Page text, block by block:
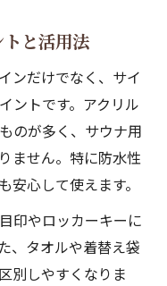
性とセンス
だわりポイント
性を表現する方
プの上手な組み
を引き立てるコ
と活用法
ンだけでなく、サイ
ントです。アクリル
のが多く、サウナ用
ません。特に防水性
心して使えます。
印やロッカーキーに
、タオルや着替え袋
別しやすくなりま